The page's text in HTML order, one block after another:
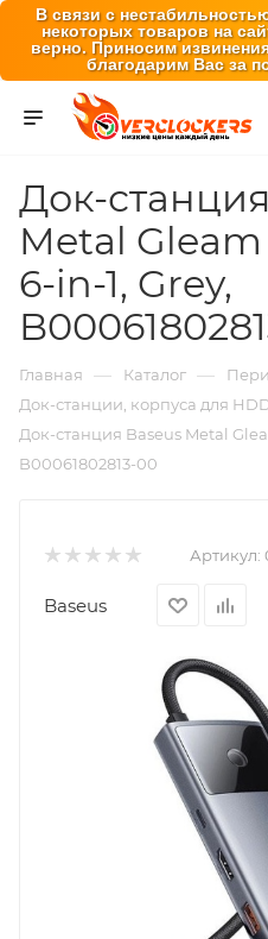
В связи с
некоторых товаров на
верно. Приносим
благодарим Вас за
Док-
Metal Gleam
6-in-1, Grey,
Главная — Каталог —
Док-станции, корпуса для
Док-станция Baseus Metal
B00061802813-00
Артикул:
Baseus